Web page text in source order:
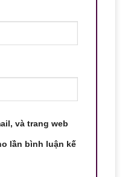
và trang web
lần bình luận kế